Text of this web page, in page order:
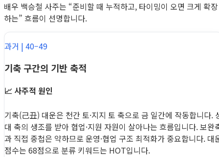
배우 백승철 사주는 “준비할 때 누적하고, 타이밍이 오면 크게 확장
하는” 흐름이 선명합니다.
과거 | 40–49
기축 구간의 기반 축적
📈 사주적 원인
기축(己丑) 대운은 천간 토·지지 토 축으로 금 일간에 작동합니다.
대 축의 생조를 받아 협업·지원 자원이 살아나는 흐름입니다. 보완
과 직접 중첩은 약하므로 운영·협업 구조 최적화가 중요합니다. 대
점수는 68점으로 분류 키워드는 HOT입니다.